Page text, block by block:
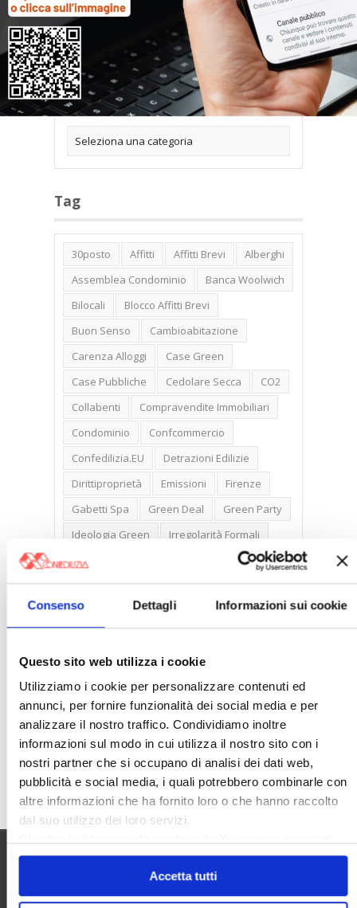
Consenso Dettagli Informazioni sui cookie
Questo sito web utilizza i cookie
Utilizziamo i cookie per personalizzare contenuti ed
annunci, per fornire funzionalità dei social media e per
analizzare il nostro traffico. Condividiamo inoltre
informazioni sul modo in cui utilizza il nostro sito con i
nostri partner che si occupano di analisi dei dati web,
pubblicità e social media, i quali potrebbero combinarle con
altre informazioni che ha fornito loro o che hanno raccolto
dal suo utilizzo dei loro servizi.
solo i cookie necessari.
Accetta tutti
Categorie
Tag
30posto Affitti Affitti Brevi
Alberghi
Assemblea Condominio
Banca Woolwich
Bilocali
Blocco Affitti Brevi
Buon Senso
Cambioabitazione
Carenza Alloggi
Case Green
Case Pubbliche
Cedolare Secca
CO2
Collabenti
Compravendite Immobiliari
Condominio
Confcommercio
Confedilizia.EU
Detrazioni Edilizie
Dirittiproprietà
Emissioni
Firenze
Gabetti Spa
Green Deal
Green Party
Ideologia Green
Irregolarità Formali
Libero Mercato
New York
Nudaproprietà
Prezzi Case
Prima Casa
Proprietari Casa
Ruderi
Sicurezza
Sommerso
Sunia
Trasferimenti
Treviso
Valore Case
Cerca